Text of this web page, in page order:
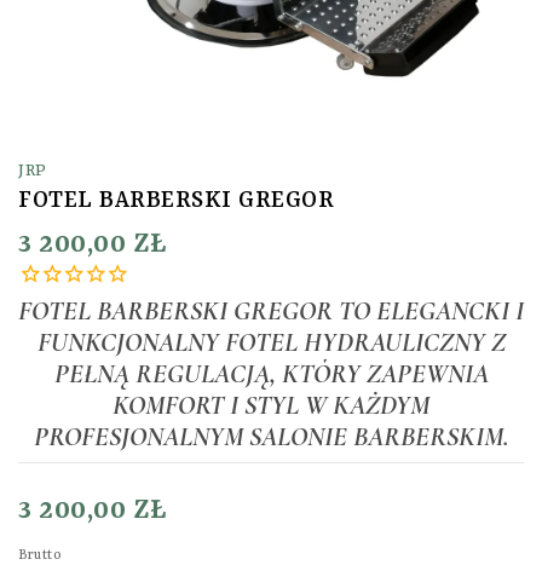
JRP
FOTEL BARBERSKI GREGOR
3 200,00 ZŁ
FOTEL BARBERSKI GREGOR TO ELEGANCKI I
FUNKCJONALNY FOTEL HYDRAULICZNY Z
PEŁNĄ REGULACJĄ, KTÓRY ZAPEWNIA
KOMFORT I STYL W KAŻDYM
PROFESJONALNYM SALONIE BARBERSKIM.
3 200,00 ZŁ
Brutto